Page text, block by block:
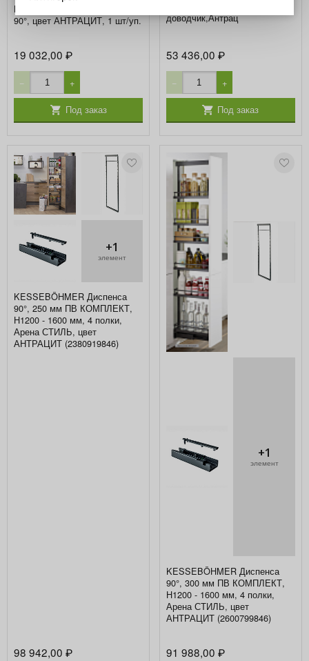
Направляющие ЧВ, Диспенса
90°, цвет АНТРАЦИТ, 1 шт/уп.
19 032,00₽
− +
Под заказ
доводчик,Антрац
53 436,00 ₽
− +
Под заказ
+1
элемент
KESSEBÖHMER Диспенса
90°, 250 мм ПВ КОМПЛЕКТ,
H1200 - 1600 мм, 4 полки,
Арена СТИЛЬ, цвет
АНТРАЦИТ (2380919846)
98 942,00₽
+1
элемент
KESSEBÖHMER Диспенса
90°, 300 мм ПВ КОМПЛЕКТ,
H1200 - 1600 мм, 4 полки,
Арена СТИЛЬ, цвет
АНТРАЦИТ (2600799846)
91 988,00 ₽